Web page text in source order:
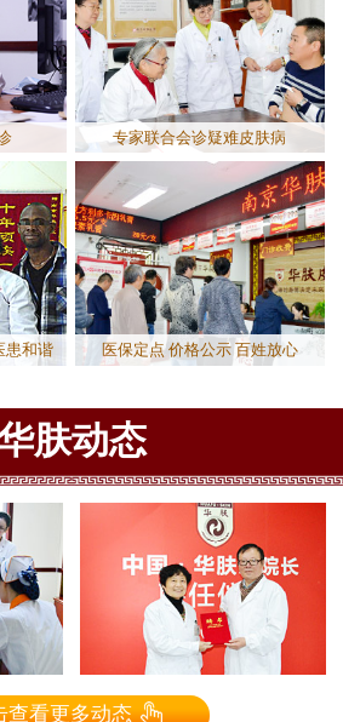
专家联合会诊疑难皮肤病
患和谐 医保定点 价格公示 百姓放心
肤动态
查看更多动态